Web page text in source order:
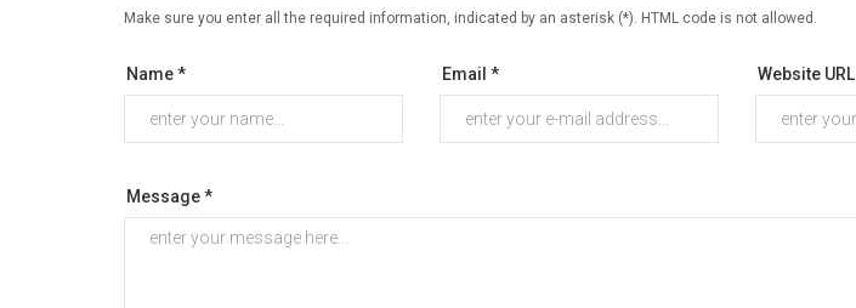
Make sure you enter all the required information, indicated by an asterisk (*). HTML code is not allowed.
Name * Email * Website URL
Message *